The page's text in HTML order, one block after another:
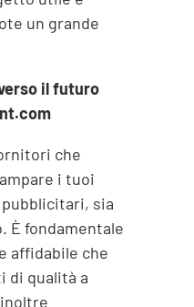
un grande
il futuro
che
i tuoi
sia
È fondamentale
affidabile che
di qualità a